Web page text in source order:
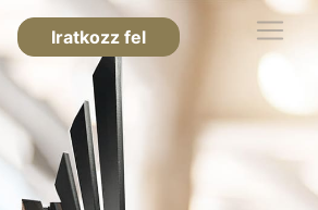
Iratkozz fel